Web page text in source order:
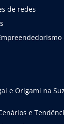
de redes
e Origami na
e